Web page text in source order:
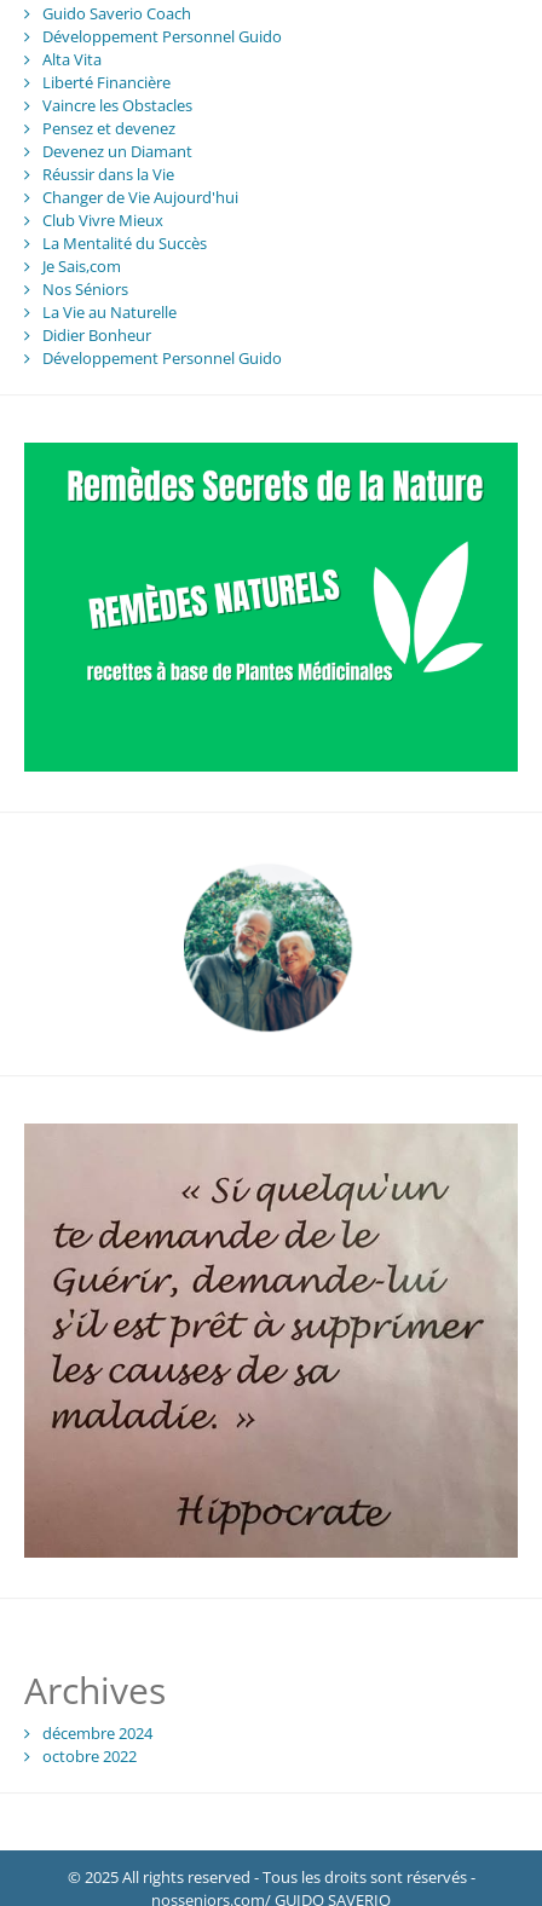
Guido Saverio Coach
Développement Personnel Guido
Alta Vita
Liberté Financière
Vaincre les Obstacles
Pensez et devenez
Devenez un Diamant
Réussir dans la Vie
Changer de Vie Aujourd'hui
Club Vivre Mieux
La Mentalité du Succès
Je Sais,com
Nos Séniors
La Vie au Naturelle
Didier Bonheur
Développement Personnel Guido
Archives
décembre 2024
octobre 2022
© 2025 All rights reserved - Tous les droits sont réservés -
nosseniors.com/ GUIDO SAVERIO